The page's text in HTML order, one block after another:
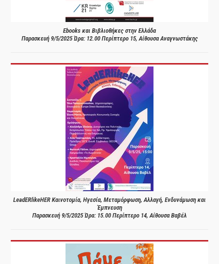
Ebooks και Βιβλιοθήκες στην Ελλάδα
Παρασκευή 9/5/2025 Ώρα: 12.00 Περίπτερο 15, Αίθουσα Αναγνωστάκης
LeadERlikeHER Καινοτομία, Ηγεσία, Μεταμόρφωση, Αλλαγή, Ενδυνάμωση και
Έμπνευση
Παρασκευή 9/5/2025 Ώρα: 15.00 Περίπτερο 14, Αίθουσα Βαβέλ